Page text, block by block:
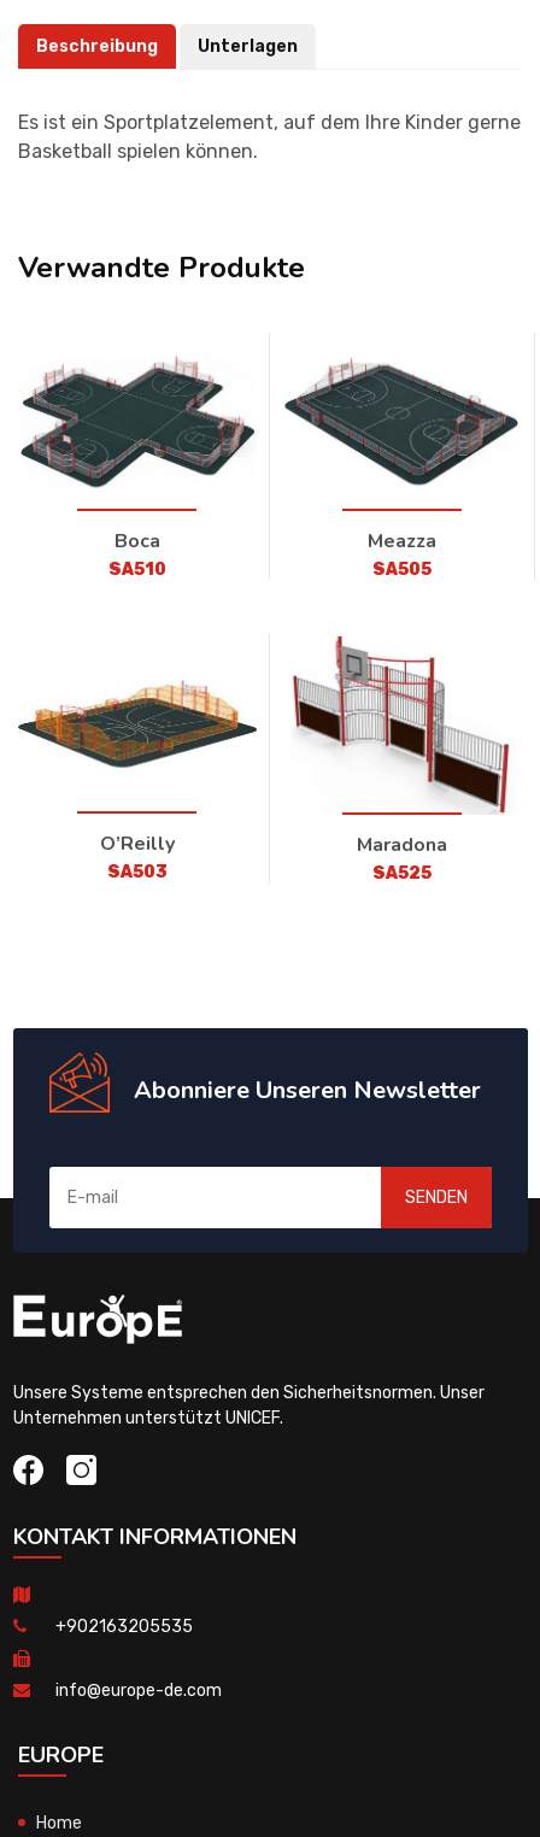
Beschreibung Unterlagen
Es ist ein Sportplatzelement, auf dem Ihre Kinder gerne
Basketball spielen können.
Verwandte Produkte
Boca
SA510
Meazza
SA505
O’Reilly
SA503
Maradona
SA525
Abonniere Unseren Newsletter
SENDEN
Unsere Systeme entsprechen den Sicherheitsnormen. Unser
Unternehmen unterstützt UNICEF.
KONTAKT INFORMATIONEN
+902163205535
info@europe-de.com
EUROPE
Home